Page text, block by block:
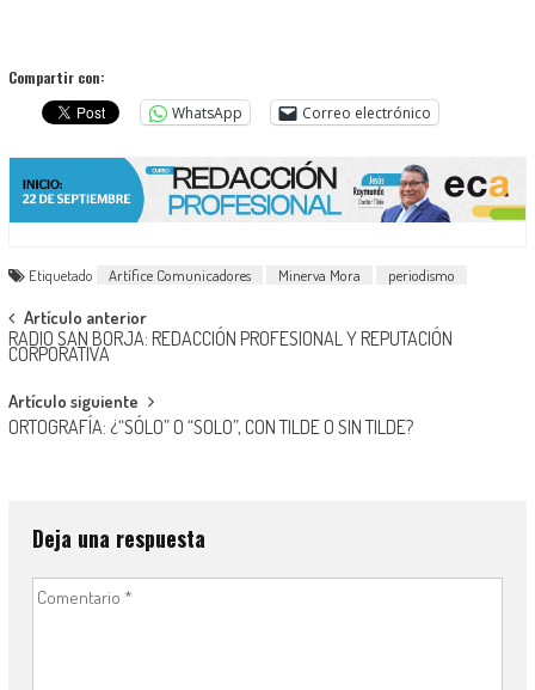
Compartir con:
WhatsApp
Correo electrónico
Etiquetado Artífice Comunicadores Minerva Mora periodismo
Navegación
de
entradas
Artículo anterior
RADIO SAN BORJA: REDACCIÓN PROFESIONAL Y REPUTACIÓN
CORPORATIVA
Artículo siguiente
ORTOGRAFÍA: ¿“SÓLO” O “SOLO”, CON TILDE O SIN TILDE?
Deja una respuesta